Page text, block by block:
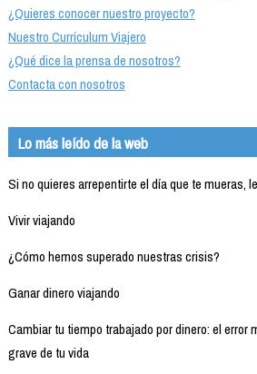
¿Quieres conocer nuestro proyecto?
Nuestro Currículum Viajero
¿Qué dice la prensa de nosotros?
Contacta con nosotros
Lo más leído de la web
Si no quieres arrepentirte el día que te mueras,
Vivir viajando
¿Cómo hemos superado nuestras crisis?
Ganar dinero viajando
Cambiar tu tiempo trabajado por dinero: el error
grave de tu vida